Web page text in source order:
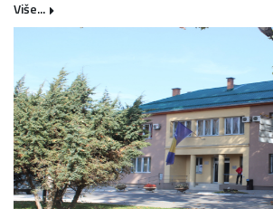
Više...